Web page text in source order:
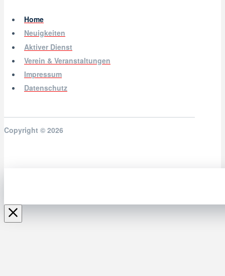
Home
Neuigkeiten
Aktiver Dienst
Verein & Veranstaltungen
Impressum
Datenschutz
Copyright © 2026